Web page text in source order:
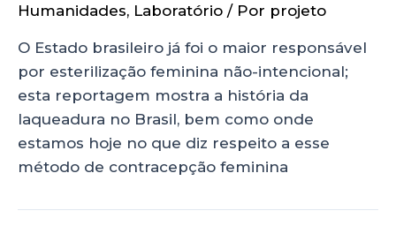
Humanidades, Laboratório / Por projeto
O Estado brasileiro já foi o maior responsável
por esterilização feminina não-intencional;
esta reportagem mostra a história da
laqueadura no Brasil, bem como onde
estamos hoje no que diz respeito a esse
método de contracepção feminina